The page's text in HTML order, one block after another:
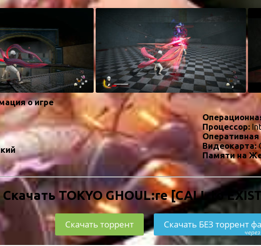
о игре
Процессор:
Видеокарта:
Памяти на
Скачать TOKYO GHOUL:re [CALL to
Скачать торрент Скачать БЕЗ торрент